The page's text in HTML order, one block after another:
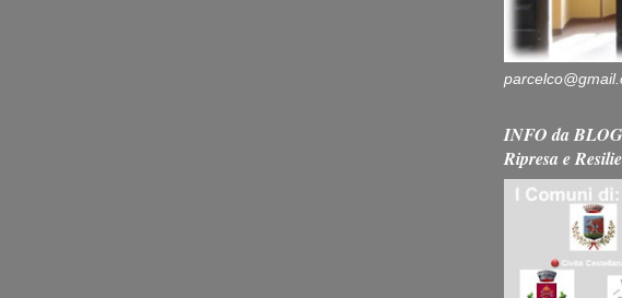
INFO da
Ripresa e